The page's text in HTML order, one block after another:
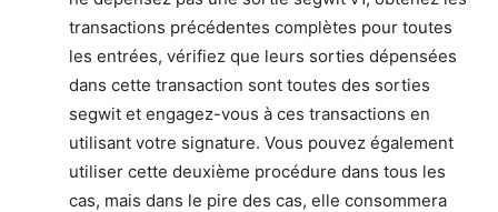
transactions précédentes complètes pour toutes
les entrées, vérifiez que leurs sorties dépensées
dans cette transaction sont toutes des sorties
segwit et engagez-vous à ces transactions en
utilisant votre signature. Vous pouvez également
utiliser cette deuxième procédure dans tous les
cas, mais dans le pire des cas, elle consommera